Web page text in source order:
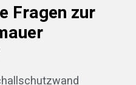
Fragen zur